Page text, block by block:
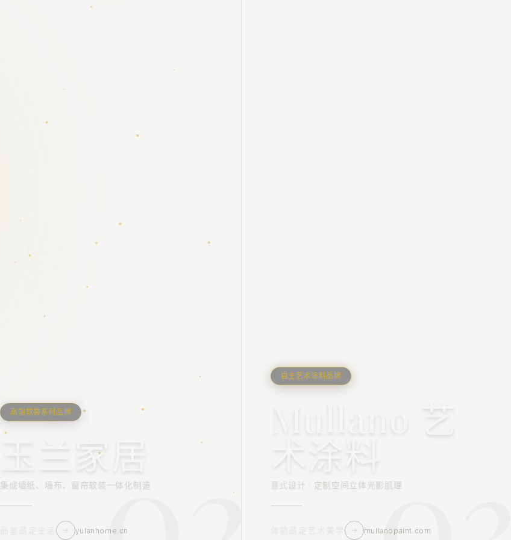
高端软装系列品牌
玉兰家居
集成墙纸、墙布、窗帘软装一体化制造
→ yulanhome.cn
自主艺术涂料品牌
术涂料
意式设计 · 定制空间立体光影肌理
→ mullanopaint.com